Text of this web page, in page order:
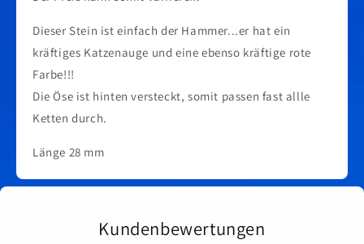
Dieser Stein ist einfach der Hammer...er hat ein
kräftiges Katzenauge und eine ebenso kräftige rote
Farbe!!!
Die Öse ist hinten versteckt, somit passen fast allle
Ketten durch.
Länge 28 mm
Kundenbewertungen